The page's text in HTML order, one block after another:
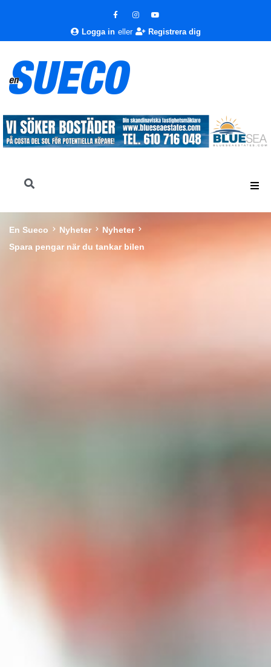
Logga in eller Registrera dig
En Sueco Nyheter
Nyheter
Spara pengar när du tankar bilen